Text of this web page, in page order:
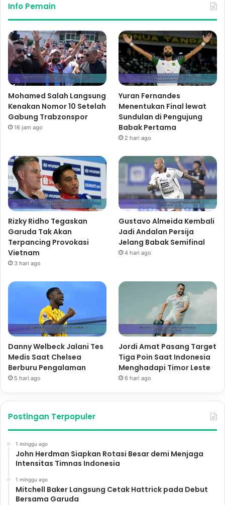
Info Pemain
Mohamed Salah Langsung
Kenakan Nomor 10 Setelah
Gabung Trabzonspor
16 jam ago
Yuran Fernandes
Menentukan Final lewat
Sundulan di Pengujung
Babak Pertama
2 hari ago
Rizky Ridho Tegaskan
Garuda Tak Akan
Terpancing Provokasi
Vietnam
3 hari ago
Gustavo Almeida Kembali
Jadi Andalan Persija
Jelang Babak Semifinal
4 hari ago
Danny Welbeck Jalani Tes
Medis Saat Chelsea
Berburu Pengalaman
5 hari ago
Jordi Amat Pasang Target
Tiga Poin Saat Indonesia
Menghadapi Timor Leste
6 hari ago
Postingan Terpopuler
1 minggu ago
John Herdman Siapkan Rotasi Besar demi Menjaga
Intensitas Timnas Indonesia
1 minggu ago
Mitchell Baker Langsung Cetak Hattrick pada Debut
Bersama Garuda